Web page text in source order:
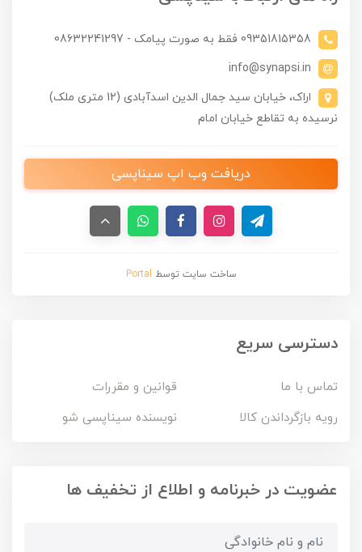
09351815358 فقط به صورت پیامک - 08632241297
info@synapsi.in
اراک، خیابان سید جمال الدین اسدآبادی (12 متری ملک)
نرسیده به تقاطع خیابان امام
دریافت وب اپ سیناپسی
ساخت سایت توسط Portal
دسترسی سریع
تماس با ما
قوانین و مقررات
رویه بازگرداندن کالا
نویسنده سیناپسی شو
عضویت در خبرنامه و اطلاع از تخفیف ها